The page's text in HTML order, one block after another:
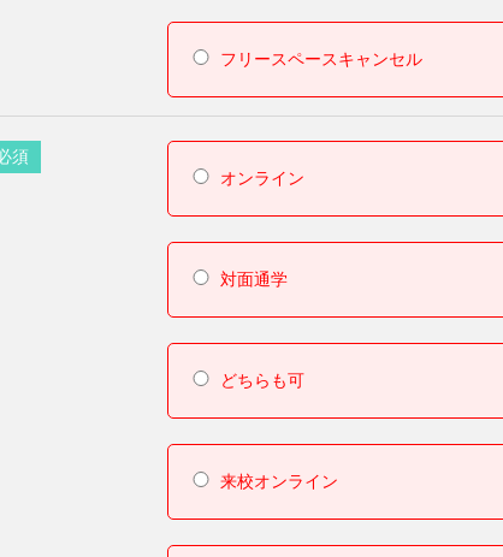
フリースペースキャンセル
須
オンライン
対面通学
どちらも可
来校オンライン